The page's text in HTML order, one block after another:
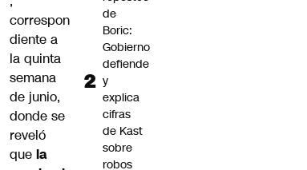
correspon
diente a
la quinta
semana
de junio,
donde se
reveló
que la
de
Boric:
Gobierno
defiende
y
explica
cifras
de Kast
sobre
robos